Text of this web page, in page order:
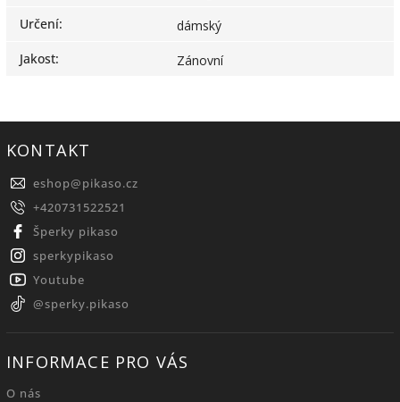
Určení:
dámský
Jakost: Zánovní
KONTAKT
eshop@pikaso.cz
+420731522521
Šperky pikaso
sperkypikaso
Youtube
@sperky.pikaso
INFORMACE PRO VÁS
O nás